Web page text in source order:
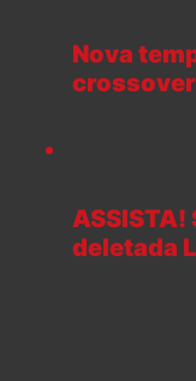
Nova
ASSISTA!
deletada